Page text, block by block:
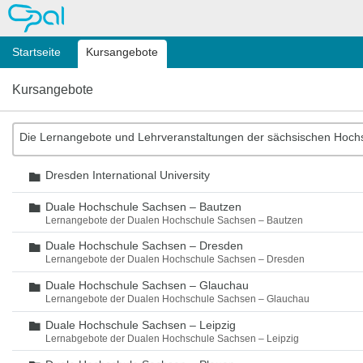
OPAL
Startseite Kursangebote
Kursangebote
Die Lernangebote und Lehrveranstaltungen der sächsischen
Ordner
Dresden International University
Ordner
Duale Hochschule Sachsen – Bautzen
Lernangebote der Dualen Hochschule Sachsen – Bautzen
Ordner
Duale Hochschule Sachsen – Dresden
Lernangebote der Dualen Hochschule Sachsen – Dresden
Ordner
Duale Hochschule Sachsen – Glauchau
Lernangebote der Dualen Hochschule Sachsen – Glauchau
Ordner
Duale Hochschule Sachsen – Leipzig
Lernabgebote der Dualen Hochschule Sachsen – Leipzig